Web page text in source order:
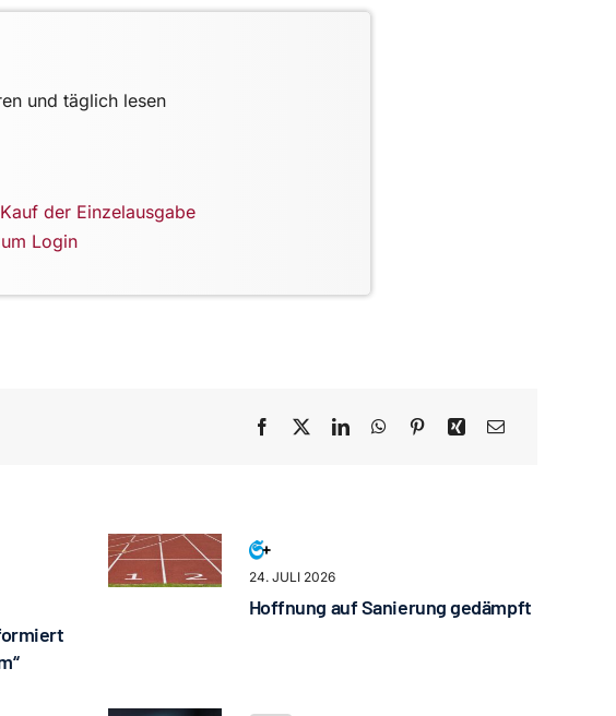
und täglich lesen
der Einzelausgabe
Login
24. JULI 2026
Hoffnung auf Sanierung gedämpft